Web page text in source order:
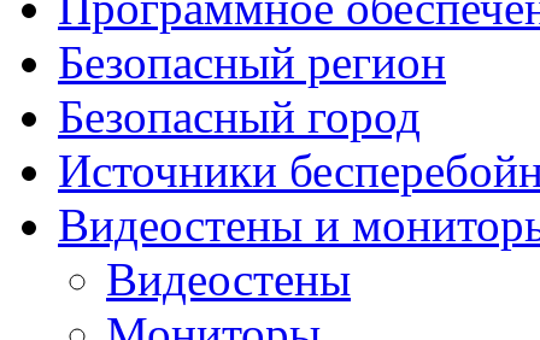
Безопасный регион
Безопасный город
Источники
Видеостены и
Видеостены